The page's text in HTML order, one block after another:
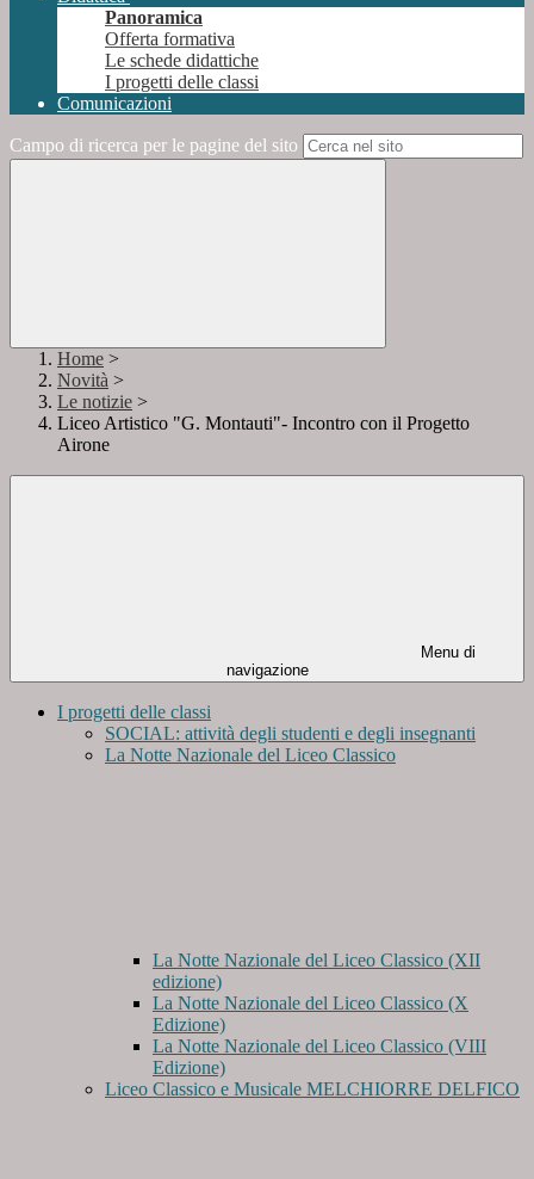
Panoramica
Offerta formativa
Le schede didattiche
I progetti delle classi
Comunicazioni
Campo di ricerca per le pagine del sito
Home >
Novità >
Le notizie >
Liceo Artistico "G. Montauti"- Incontro con il Progetto
Airone
Menu di
navigazione
I progetti delle classi
SOCIAL: attività degli studenti e degli insegnanti
La Notte Nazionale del Liceo Classico
La Notte Nazionale del Liceo Classico (XII
edizione)
La Notte Nazionale del Liceo Classico (X
Edizione)
La Notte Nazionale del Liceo Classico (VIII
Edizione)
Liceo Classico e Musicale MELCHIORRE DELFICO